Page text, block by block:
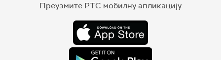
Преузмите РТС мобилну апликацију